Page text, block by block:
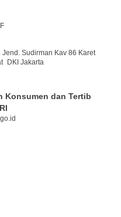
Sudirman Kav 86 Karet
DKI Jakarta
Konsumen dan Tertib